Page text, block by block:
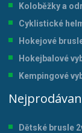
Koloběžky a
Cyklistické
Hokejové
Hokejbalové
Kempingové
Dětské brusle